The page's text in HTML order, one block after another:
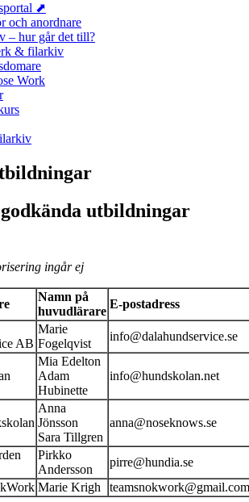
⬈
och anordnare
– hur går det till?
& filarkiv
Work
utbildningar
ingår ej
Namn på
huvudlärare
E-postadress
AB
Marie
Fogelqvist
info@dalahundservice.se
Mia Edelton
Adam
Hubinette
info@hundskolan.net
Anna
Jönsson
Sara Tillgren
anna@noseknows.se
Pirkko
Andersson
pirre@hundia.se
Marie Krigh teamsnokwork@gmail.com